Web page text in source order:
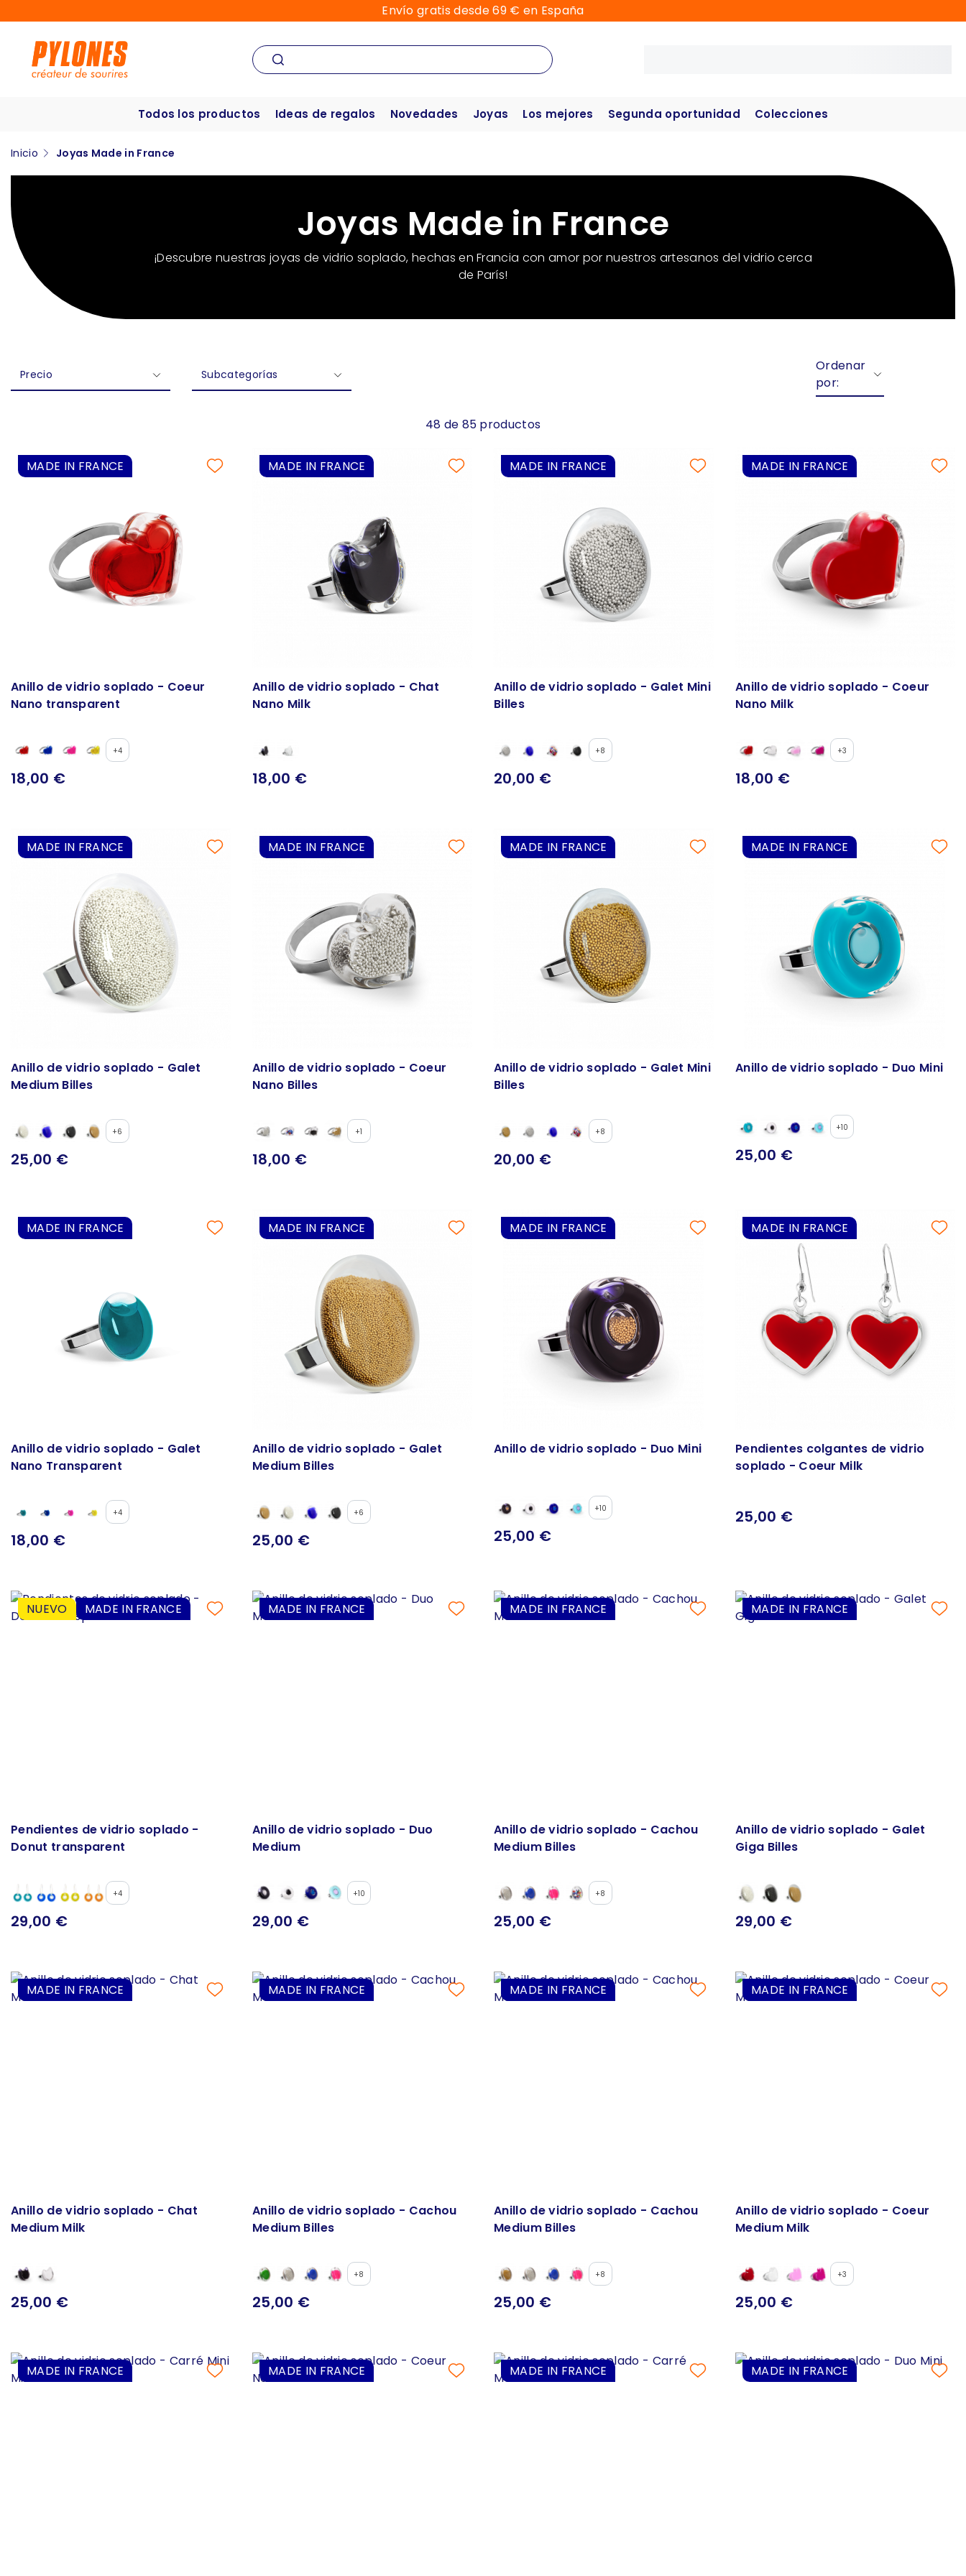
Envío gratis desde 69 € en España
Todos los productos Ideas de regalos Novedades Joyas Los mejores Segunda oportunidad Colecciones
Inicio Joyas Made in France
Joyas Made in France
¡Descubre nuestras joyas de vidrio soplado, hechas en Francia con amor por nuestros artesanos del vidrio cerca
de París!
Precio Subcategorías
Ordenar
por:
48 de 85 productos
MADE IN FRANCE
Anillo de vidrio soplado - Coeur
Nano transparent
+4
18,00 €
MADE IN FRANCE
Anillo de vidrio soplado - Chat
Nano Milk
18,00 €
MADE IN FRANCE
Anillo de vidrio soplado - Galet Mini
Billes
+8
20,00 €
MADE IN FRANCE
Anillo de vidrio soplado - Coeur
Nano Milk
+3
18,00 €
MADE IN FRANCE
Anillo de vidrio soplado - Galet
Medium Billes
+6
25,00 €
MADE IN FRANCE
Anillo de vidrio soplado - Coeur
Nano Billes
+1
18,00 €
MADE IN FRANCE
Anillo de vidrio soplado - Galet Mini
Billes
+8
20,00 €
MADE IN FRANCE
Anillo de vidrio soplado - Duo Mini
+10
25,00 €
MADE IN FRANCE
Anillo de vidrio soplado - Galet
Nano Transparent
+4
18,00 €
MADE IN FRANCE
Anillo de vidrio soplado - Galet
Medium Billes
+6
25,00 €
MADE IN FRANCE
Anillo de vidrio soplado - Duo Mini
+10
25,00 €
MADE IN FRANCE
Pendientes colgantes de vidrio
soplado - Coeur Milk
25,00 €
NUEVO MADE IN FRANCE
Pendientes de vidrio soplado -
Donut transparent
+4
29,00 €
MADE IN FRANCE
Anillo de vidrio soplado - Duo
Medium
+10
29,00 €
MADE IN FRANCE
Anillo de vidrio soplado - Cachou
Medium Billes
+8
25,00 €
MADE IN FRANCE
Anillo de vidrio soplado - Galet
Giga Billes
29,00 €
MADE IN FRANCE
Anillo de vidrio soplado - Chat
Medium Milk
25,00 €
MADE IN FRANCE
Anillo de vidrio soplado - Cachou
Medium Billes
+8
25,00 €
MADE IN FRANCE
Anillo de vidrio soplado - Cachou
Medium Billes
+8
25,00 €
MADE IN FRANCE
Anillo de vidrio soplado - Coeur
Medium Milk
+3
25,00 €
MADE IN FRANCE MADE IN FRANCE MADE IN FRANCE MADE IN FRANCE